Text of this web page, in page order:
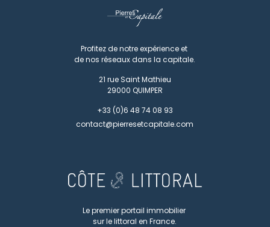
Profitez de notre expérience et
de nos réseaux dans la capitale.
21 rue Saint Mathieu
29000 QUIMPER
+33 (0)6 48 74 08 93
contact@pierresetcapitale.com
Le premier portail immobilier
sur le littoral en France.